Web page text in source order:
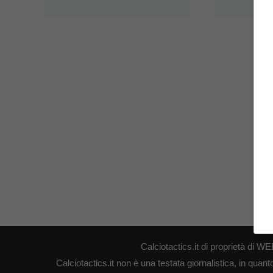
Calciotactics.it di proprietà di
Calciotactics.it non è una testata giornalistica, in